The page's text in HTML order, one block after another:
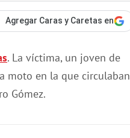
Agregar Caras y Caretas en
. La víctima, un joven de
moto en la que circulaban
Gómez.